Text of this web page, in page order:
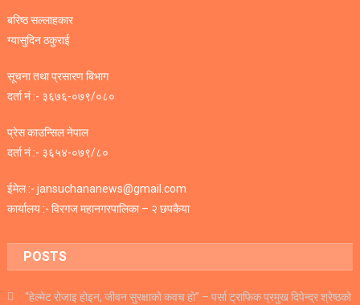
बरिष्ठ सल्लाहकार
ग्यासुदिन ठकुराई
सूचना तथा प्रसारण बिभाग
दर्ता नं :- ३६७६-०७९/०८०
प्रेस काउन्सिल नेपाल
दर्ता नं :- ३६५४-०७९/८०
ईमेल :- jansuchananews@gmail.com
कार्यालय :- विरगज महानगरपालिका – २ छपकैया
POSTS
“हेल्मेट रोजाइ होइन, जीवन सुरक्षाको कवच हो” – पर्सा ट्राफिक प्रमुख दिपेन्द्र श्रेष्ठको